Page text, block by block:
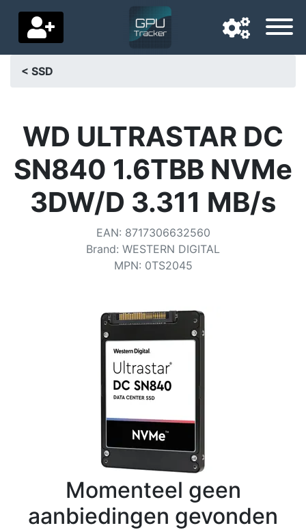
Favoriete bezorgland
Startpagina
Prijs daalt
Instellingen
< SSD
WD ULTRASTAR DC
SN840 1.6TBB NVMe
3DW/D 3.311 MB/s
EAN: 8717306632560
Brand: WESTERN DIGITAL
MPN: 0TS2045
Momenteel geen
aanbiedingen gevonden